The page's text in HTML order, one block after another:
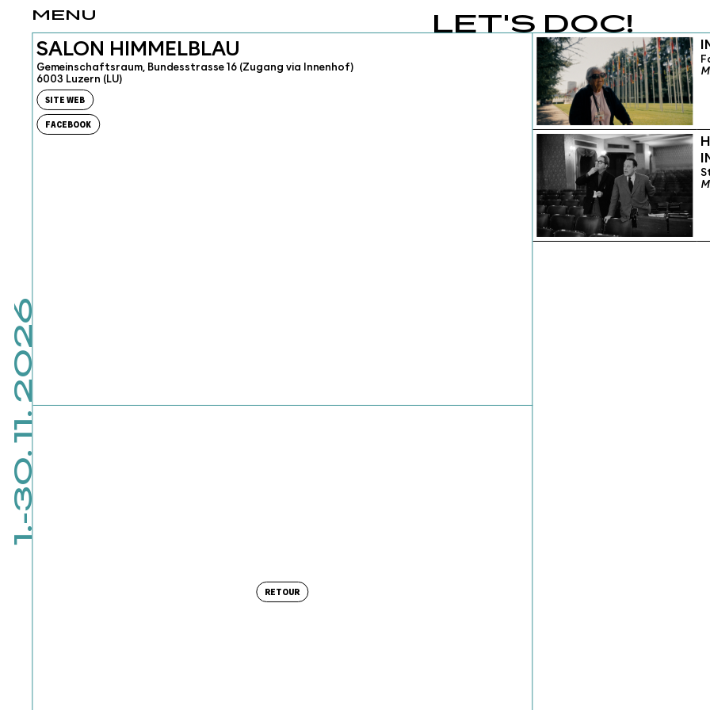
1.-30. 11. 2026
MENU LET'S DOC!
SALON HIMMELBLAU
Gemeinschaftsraum, Bundesstrasse 16 (Zugang via Innenhof)
6003 Luzern (LU)
SITE WEB
FACEBOOK
RETOUR